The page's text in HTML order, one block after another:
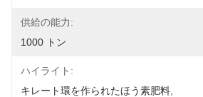
供給の能力:
1000 トン
ハイライト:
キレート環を作られたほう素肥料